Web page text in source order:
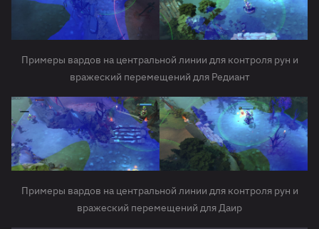
Примеры вардов на центральной линии для контроля рун и
вражеский перемещений для Редиант
Примеры вардов на центральной линии для контроля рун и
вражеский перемещений для Даир